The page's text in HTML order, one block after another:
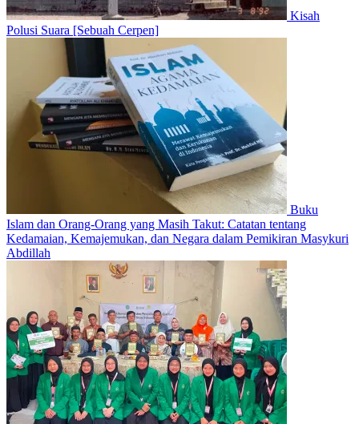
Kisah
Polusi Suara [Sebuah Cerpen]
Buku
Islam dan Orang-Orang yang Masih Takut: Catatan tentang
Kedamaian, Kemajemukan, dan Negara dalam Pemikiran Masykuri
Abdillah